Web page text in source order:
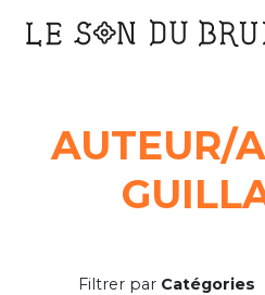
Main
AUTEUR/
Filtrer par Catégories